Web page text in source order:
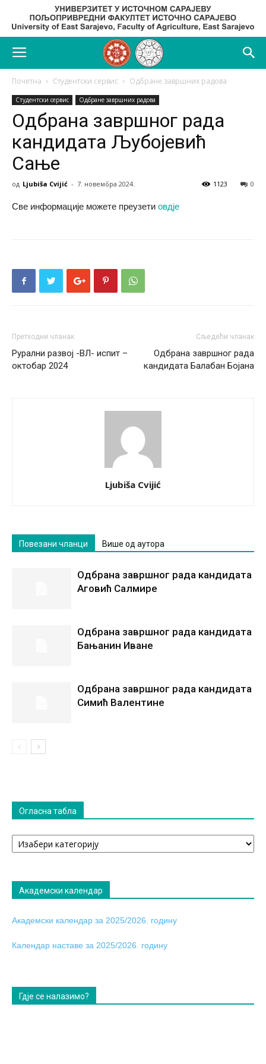
Почетна Студентски сервис Одбране завршних радова
Студентски сервис Одбране завршних радова
Одбрана завршног рада
кандидата Љубојевић
Сање
од Ljubiša Cvijić - 7. новембра 2024. 0
1123
Све информације можете преузети овдје
Претходни чланак
Рурални развој -ВЛ- испит –
октобар 2024
Сљедећи чланак
Одбрана завршног рада
кандидата Балабан Бојана
Ljubiša Cvijić
Повезани чланци Више од аутора
Одбрана завршног рада кандидата
Аговић Салмире
Одбрана завршног рада кандидата
Бањанин Иване
Одбрана завршног рада кандидата
Симић Валентине
Огласна табла
Огласна
табла
Академски календар
Академски календар за 2025/2026. годину
Календар наставе за 2025/2026. годину
Гдје се налазимо?